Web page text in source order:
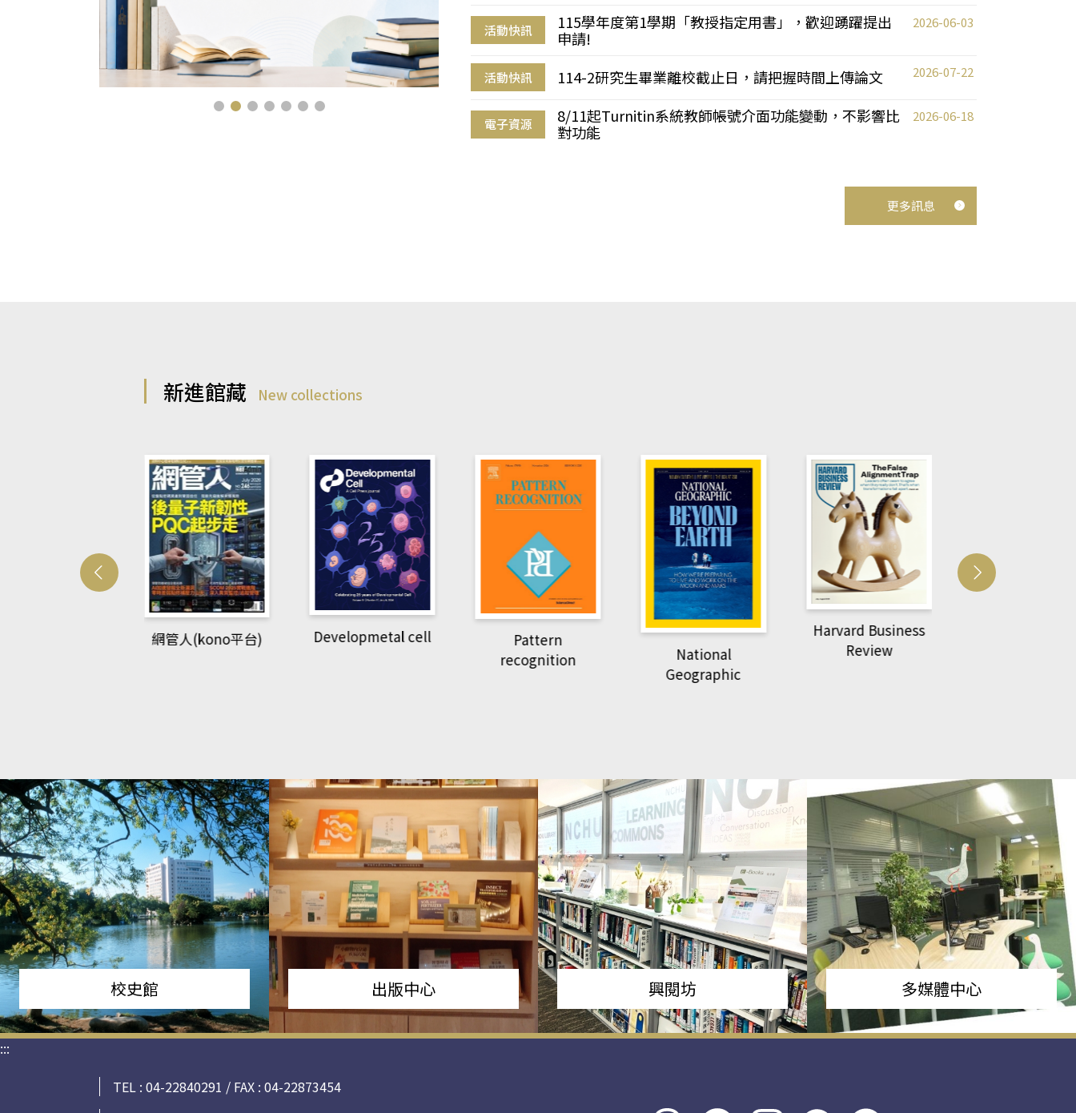
活動快訊
115學年度第1學期「教授指定用書」，歡迎踴躍提出
申請!
2026-06-03
活動快訊 114-2研究生畢業離校截止日，請把握時間上傳論文 2026-07-22
電子資源
8/11起Turnitin系統教師帳號介面功能變動，不影響比
對功能
2026-06-18
更多訊息
新進館藏 New collections
網管人(kono平台) Developmetal cell
Pattern
recognition
National
Geographic
Harvard Business
Review
校史館 出版中心 興閱坊 多媒體中心
:::
TEL : 04-22840291 / FAX : 04-22873454